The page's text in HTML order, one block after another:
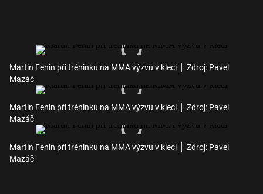
Martin Fenin při tréninku na MMA výzvu v kleci
Zdroj: Pavel
Mazáč
Martin Fenin při tréninku na MMA výzvu v kleci
Zdroj: Pavel
Mazáč
Martin Fenin při tréninku na MMA výzvu v kleci
Zdroj: Pavel
Mazáč